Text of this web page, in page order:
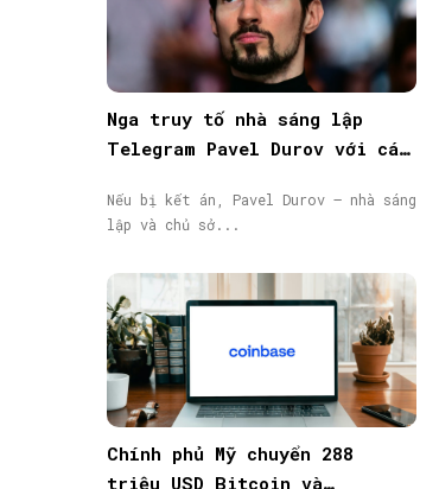
Nga truy tố nhà sáng lập
Telegram Pavel Durov với cáo
lệnh truy nã quốc tế
Nếu bị kết án, Pavel Durov – nhà sáng
lập và chủ sở...
Chính phủ Mỹ chuyển 288
triệu USD Bitcoin và